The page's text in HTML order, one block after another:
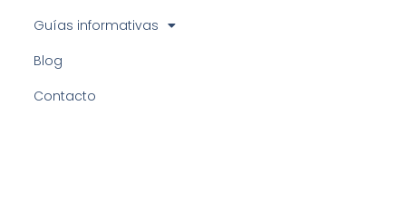
Guías informativas
Blog
Contacto